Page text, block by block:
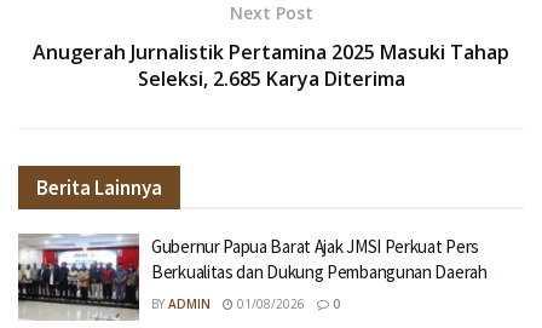
Next Post
Anugerah Jurnalistik Pertamina 2025 Masuki Tahap
Seleksi, 2.685 Karya Diterima
Berita Lainnya
Gubernur Papua Barat Ajak JMSI Perkuat Pers
Berkualitas dan Dukung Pembangunan Daerah
BY ADMIN 01/08/2026 0